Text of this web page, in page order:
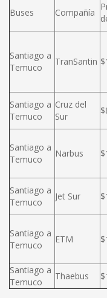
Buses Compañía
Santiago a
Temuco
TranSantin
Santiago a
Temuco
Cruz del
Sur
Santiago a
Temuco
Narbus
Santiago a
Temuco
Jet Sur
Santiago a
Temuco
ETM
Santiago a
Temuco
Thaebus